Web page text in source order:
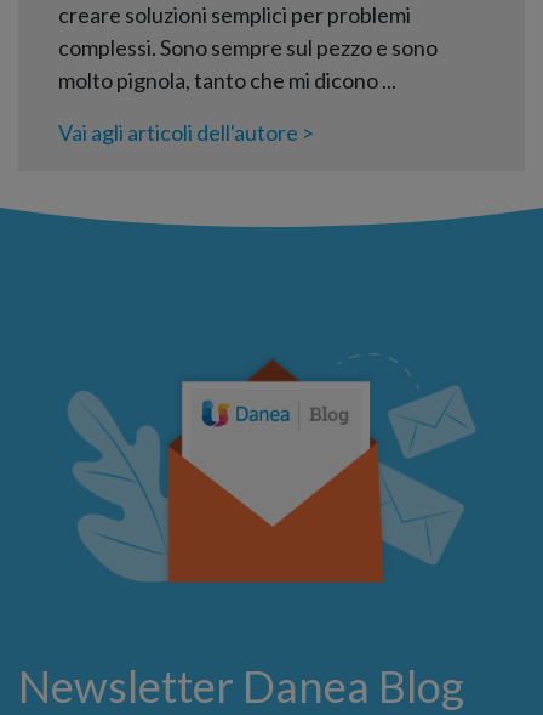
creare soluzioni semplici per problemi
complessi. Sono sempre sul pezzo e sono
molto pignola, tanto che mi dicono ...
Vai agli articoli dell'autore >
Newsletter Danea Blog